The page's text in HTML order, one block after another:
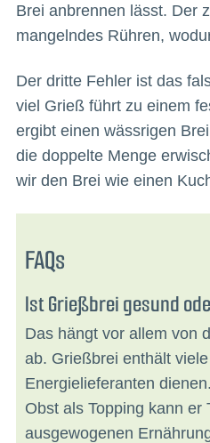
Brei anbrennen lässt. Der
mangelndes Rühren,
Der dritte Fehler ist das
viel Grieß führt zu einem
ergibt einen wässrigen
die doppelte Menge
wir den Brei wie einen
FAQs
Ist Grießbrei gesund
Das hängt vor allem von
ab. Grießbrei enthält
Energielieferanten
Obst als Topping kann er
ausgewogenen